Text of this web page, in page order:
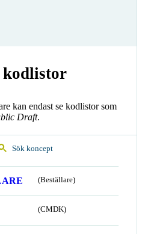
kan endast se kodlistor som
Draft.
Sök koncept
(Beställare)
(CMDK)